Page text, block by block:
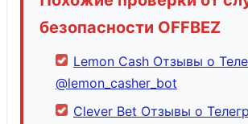
безопасности OFFBEZ
Lemon Cash Отзывы о
@lemon_casher_bot
Clever Bet Отзывы о